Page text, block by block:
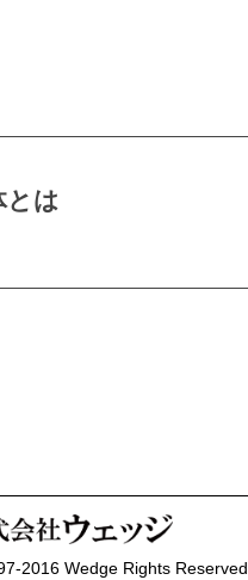
とは
2016 Wedge Rights Reserved